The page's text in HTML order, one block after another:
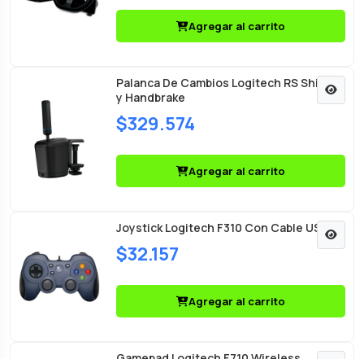
Agregar al carrito
Palanca De Cambios Logitech RS Shifter
y Handbrake
$329.574
Agregar al carrito
Joystick Logitech F310 Con Cable USB
$32.157
Agregar al carrito